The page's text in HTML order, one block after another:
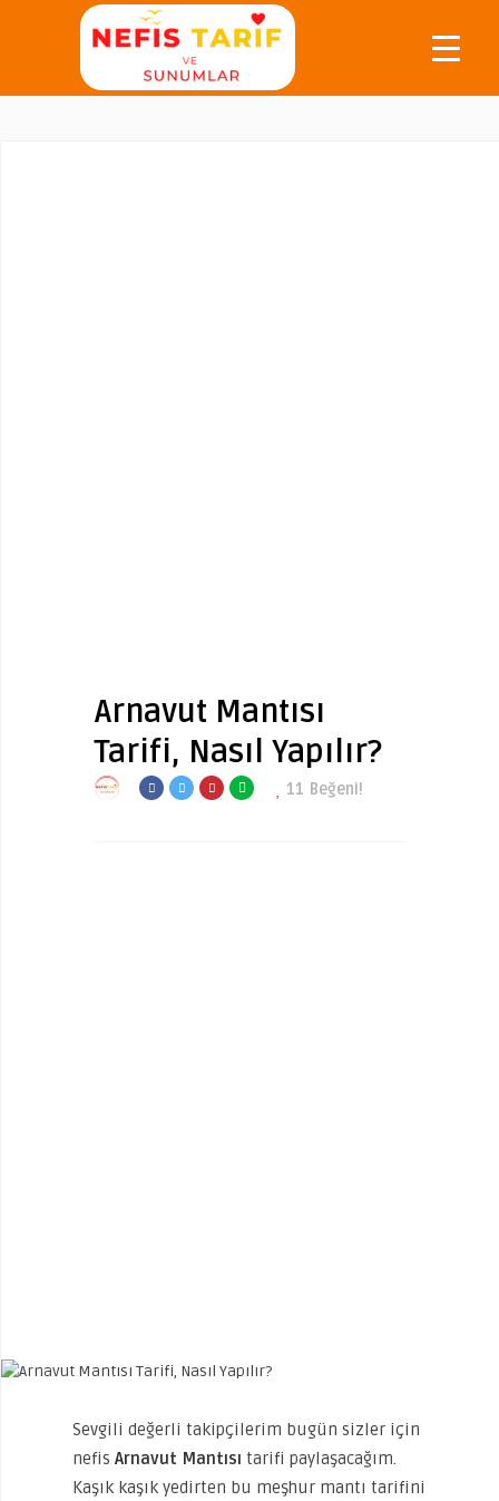
Arnavut Mantısı
Tarifi, Nasıl Yapılır?
11 Beğeni!
Sevgili değerli takipçilerim bugün sizler için
nefis Arnavut Mantısı tarifi paylaşacağım.
Kaşık kaşık yedirten bu meşhur mantı tarifini